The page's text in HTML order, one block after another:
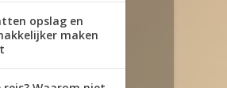
opslag en
maken